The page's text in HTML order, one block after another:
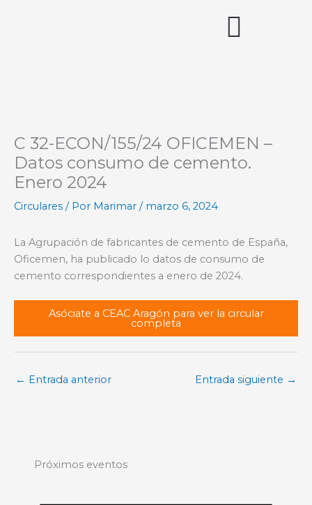
C 32-ECON/155/24 OFICEMEN –
Datos consumo de cemento.
Enero 2024
Circulares / Por Marimar / marzo 6, 2024
La Agrupación de fabricantes de cemento de España,
Oficemen, ha publicado lo datos de consumo de
cemento correspondientes a enero de 2024.
Asóciate a CEAC Aragón para ver la circular
completa
← Entrada anterior Entrada siguiente →
Próximos eventos